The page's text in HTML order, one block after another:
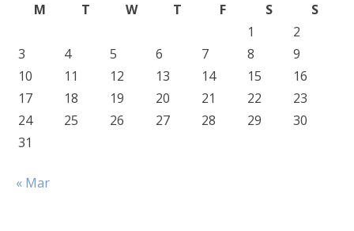
M
T W T F S
S
1
2
3
4 5 6 7 8
9
10
11 12 13 14 15
16
17
18 19 20 21 22
23
24
25 26 27 28 29
30
31
« Mar